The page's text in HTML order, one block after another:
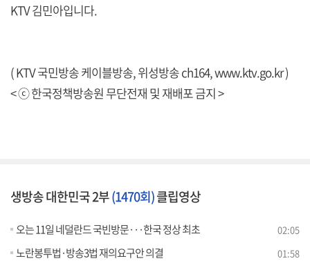
KTV 김민아입니다.
( KTV 국민방송 케이블방송, 위성방송 ch164,www.ktv.go.kr)
< ⓒ 한국정책방송원 무단전재 및 재배포 금지 >
생방송 대한민국 2부(1470회)클립영상
오는 11일 네덜란드 국빈방문···한국 정상 최초 02:05
노란봉투법·방송3법 재의요구안 의결 01:58